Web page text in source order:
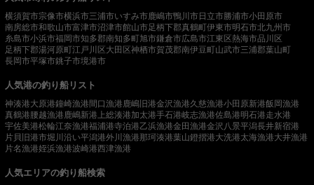
横須賀市宗像市横浜市三浦市いすみ市鹿嶋市鴨川市日立市勝浦市小田原市
南房総市和歌山市富津市沼津市館山市足柄下郡真鶴町伊東市明石市北九州市
糸島市小浜市福岡市知多郡南知多町旭市鎌倉市広島市江東区熱海市品川区
足柄下郡湯河原町江戸川区大田区神栖市賀茂郡南伊豆町山武市三浦郡葉山町
長岡市平塚市銚子市境港市
人気港の釣り船リスト
神湊港大原港鐘崎漁港間口漁港 鹿嶋旧港金沢漁港久慈漁港小田原新港飯岡漁港
真鶴港腰越漁港 鹿嶋新港 上総湊港加太港手石港岐志漁港佐島港明石港走水港
宇佐美港松輪江奈漁港福浦港寺泊港乙浜漁港金田漁港金沢八景平潟長井新宿港
片貝旧港市堀川沿い平潟港外川漁港那珂湊港葉山鐙摺港大洗港太海漁港大井漁港
片名漁港姪浜漁港波崎港西津漁港
人気エリアの釣り船検索